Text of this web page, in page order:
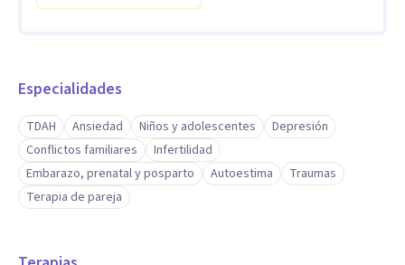
Especialidades
TDAH Ansiedad Niños y adolescentes
Depresión
Conflictos familiares
Infertilidad
Embarazo, prenatal y posparto
Autoestima
Traumas
Terapia de pareja